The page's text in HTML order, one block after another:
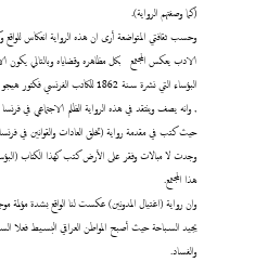
(كما وصفتهم الرواية).
وحسب ثقافتي المتواضعة أرى ان هذه الرواية انعكاس
الادب يعكس المجتمع بكل مظاهره وقضاياه وبالتالي يكون
البؤساء التي نشرة سنة 1862 للكاتب
, وانه يصف وينتقد في هذه الرواية الظلم الاجتماعي في
حيث كتب في مقدمة رواية (تخلق العادات والقوانين في فرنسا
وجدت لا مبالات وفقر على الأرض كتب كهذا الكتاب
هذا المجتمع.
وان رواية (اغتيال المدونين) عكست لنا الواقع بشدة
يجيد السباحة حيث أصبح المواطن العراقي البسيط فعلا
والفساد.